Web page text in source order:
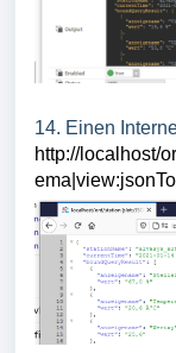
14. Einen
http://localhost/